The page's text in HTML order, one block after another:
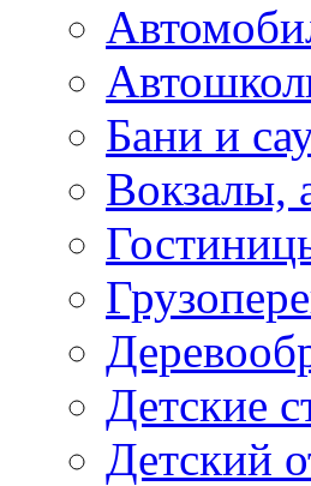
Бани и
Вокзалы,
Детские
Детский